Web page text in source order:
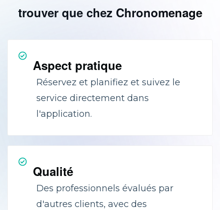
trouver que chez Chronomenage
Aspect pratique
Réservez et planifiez et suivez le
service directement dans
l'application.
Qualité
Des professionnels évalués par
d'autres clients, avec des